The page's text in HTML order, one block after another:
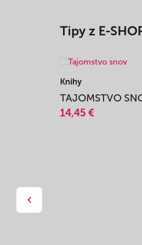
Tipy z E-
Knihy
TAJOMSTVO
14,45 €